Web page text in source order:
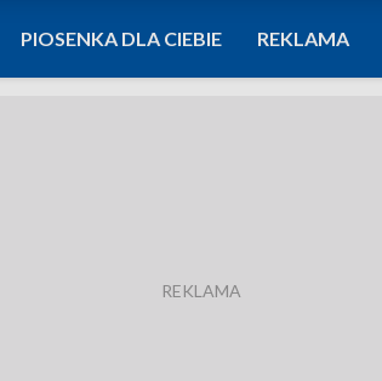
PIOSENKA DLA CIEBIE REKLAMA